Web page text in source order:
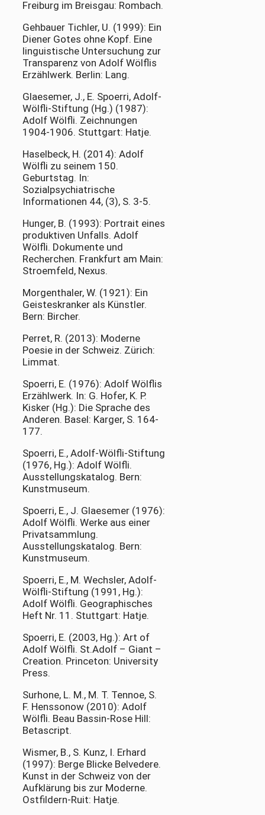
Freiburg im Breisgau: Rombach.
Gehbauer Tichler, U. (1999): Ein
Diener Gotes ohne Kopf. Eine
linguistische Untersuchung zur
Transparenz von Adolf Wölflis
Erzählwerk. Berlin: Lang.
Glaesemer, J., E. Spoerri, Adolf-
Wölfli-Stiftung (Hg.) (1987):
Adolf Wölfli. Zeichnungen
1904-1906. Stuttgart: Hatje.
Haselbeck, H. (2014): Adolf
Wölfli zu seinem 150.
Geburtstag. In:
Sozialpsychiatrische
Informationen 44, (3), S. 3-5.
Hunger, B. (1993): Portrait eines
produktiven Unfalls. Adolf
Wölfli. Dokumente und
Recherchen. Frankfurt am Main:
Stroemfeld, Nexus.
Morgenthaler, W. (1921): Ein
Geisteskranker als Künstler.
Bern: Bircher.
Perret, R. (2013): Moderne
Poesie in der Schweiz. Zürich:
Limmat.
Spoerri, E. (1976): Adolf Wölflis
Erzählwerk. In: G. Hofer, K. P.
Kisker (Hg.): Die Sprache des
Anderen. Basel: Karger, S. 164-
177.
Spoerri, E., Adolf-Wölfli-Stiftung
(1976, Hg.): Adolf Wölfli.
Ausstellungskatalog. Bern:
Kunstmuseum.
Spoerri, E., J. Glaesemer (1976):
Adolf Wölfli. Werke aus einer
Privatsammlung.
Ausstellungskatalog. Bern:
Kunstmuseum.
Spoerri, E., M. Wechsler, Adolf-
Wölfli-Stiftung (1991, Hg.):
Adolf Wölfli. Geographisches
Heft Nr. 11. Stuttgart: Hatje.
Spoerri, E. (2003, Hg.): Art of
Adolf Wölfli. St.Adolf – Giant –
Creation. Princeton: University
Press.
Surhone, L. M., M. T. Tennoe, S.
F. Henssonow (2010): Adolf
Wölfli. Beau Bassin-Rose Hill:
Betascript.
Wismer, B., S. Kunz, I. Erhard
(1997): Berge Blicke Belvedere.
Kunst in der Schweiz von der
Aufklärung bis zur Moderne.
Ostfildern-Ruit: Hatje.